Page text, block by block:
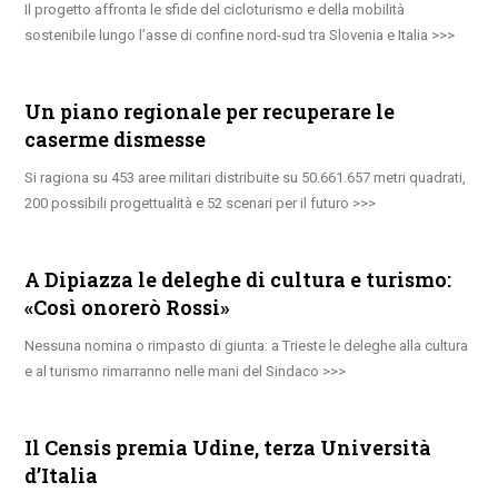
Il progetto affronta le sfide del cicloturismo e della mobilità
sostenibile lungo l’asse di confine nord-sud tra Slovenia e Italia
Un piano regionale per recuperare le
caserme dismesse
Si ragiona su 453 aree militari distribuite su 50.661.657 metri quadrati,
200 possibili progettualità e 52 scenari per il futuro
A Dipiazza le deleghe di cultura e turismo:
«Così onorerò Rossi»
Nessuna nomina o rimpasto di giunta: a Trieste le deleghe alla cultura
e al turismo rimarranno nelle mani del Sindaco
Il Censis premia Udine, terza Università
d’Italia